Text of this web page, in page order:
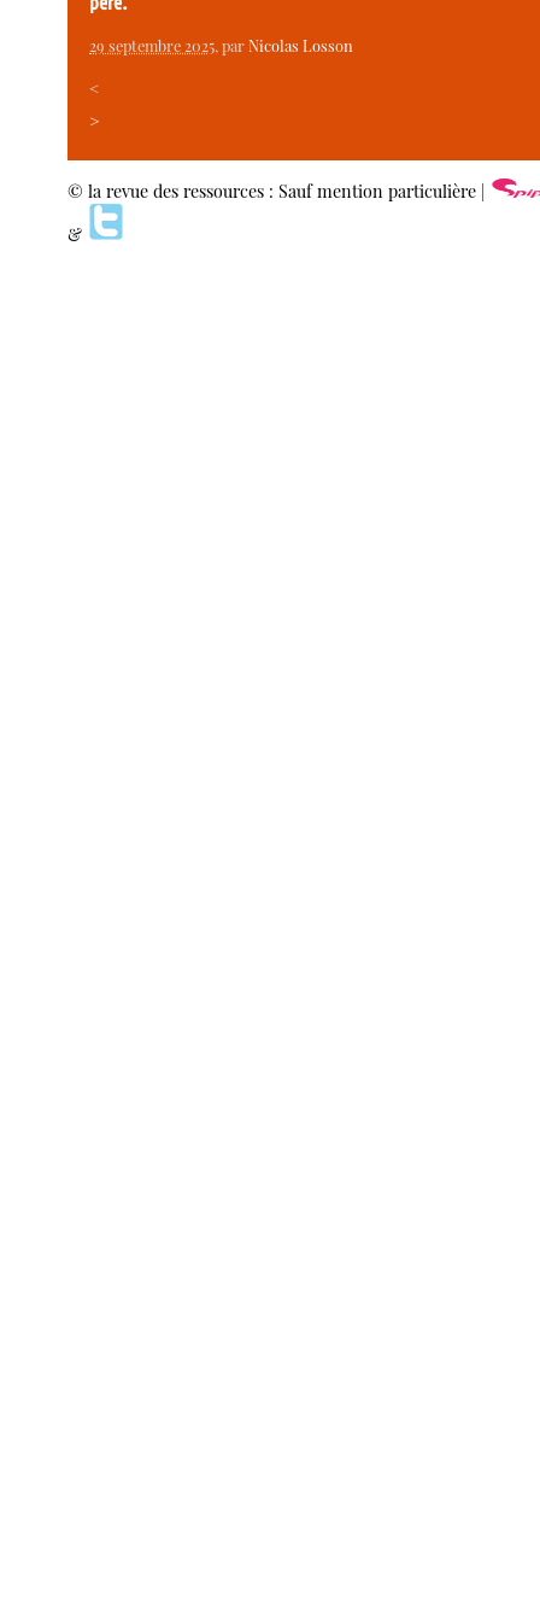
29 septembre 2025, parNicolas Losson
<
>
© la revue des ressources : Sauf mention particulière |
&